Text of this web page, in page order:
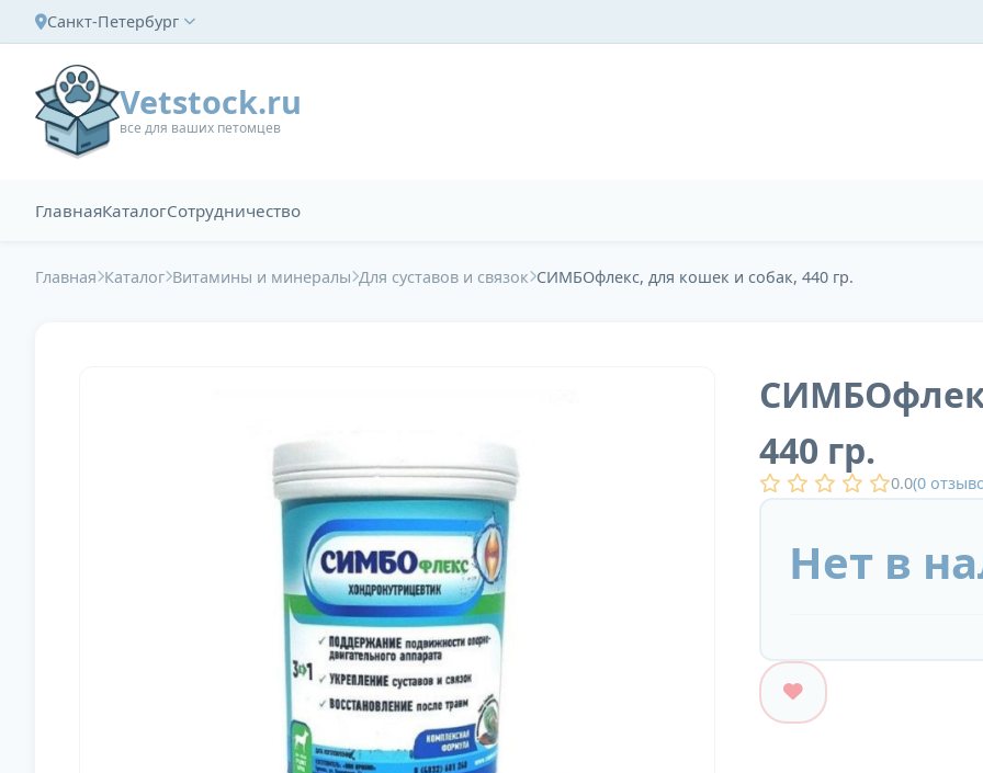
Санкт-Петербург
Vetstock.ru
все для ваших петомцев
ГлавнаяКаталогСотрудничество
Главная Каталог Витамины и минералы Для суставов и связок СИМБОфлекс, для кошек и собак, 440 гр.
440 гр.
0.0(0
Нет в